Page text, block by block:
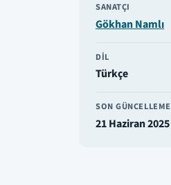
SANATÇI
Gökhan Namlı
DIL
Türkçe
SON GÜNCELLEME
21 Haziran 2025